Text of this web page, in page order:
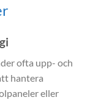
ofta upp- och
hantera
eller